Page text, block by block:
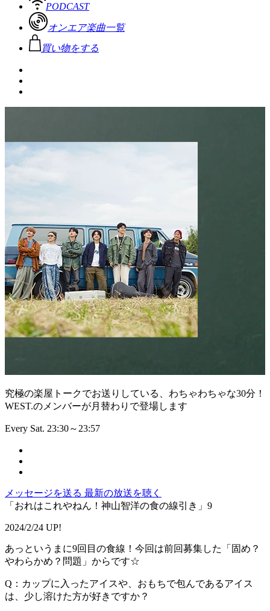
PODCAST
オンエア楽曲一覧
買い物をする
究極の楽屋トークでお送りしている、わちゃわちゃな30分！
WEST.のメンバーが月替わりで登場します
Every Sat. 23:30～23:57
メッセージを送る 最新の放送を聴く
「おれはこれやねん！神山智洋の食の線引き」9
2024/2/24 UP!
あっというまに9回目の食線！今回は前回募集した「固め？
やわらかめ？問題」からです☆
Q：カップに入ったアイスや、おもちで包んであるアイス
は、少し溶けた方が好きですか？